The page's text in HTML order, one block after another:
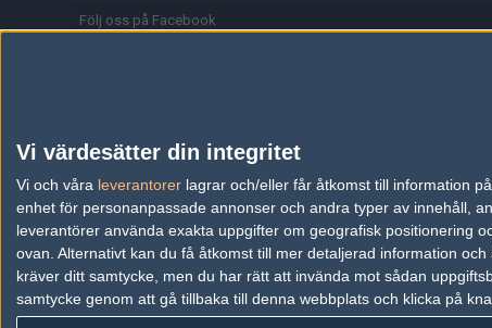
Vi värdesätter din integritet
Vi och våra leverantorer lagrar och/eller får åtkomst till information
enhet för personanpassade annonser och andra typer av innehåll,
leverantörer använda exakta uppgifter om geografisk positionering
ovan. Alternativt kan du få åtkomst till mer detaljerad information
kräver ditt samtycke, men du har rätt att invända mot sådan
samtycke genom att gå tillbaka till denna webbplats och klicka på
Alla de 100 bästa
Premier-spelarna fuskar
enligt ny granskning
05/08 COUNTER-STRIKE
Valves nya VR-
headset ser ut att bli
ännu dyrare
Följ oss på Facebook
Information
Annonsering
Copyright och Privacy Policy
Användaravtal